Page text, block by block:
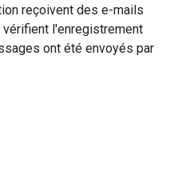
reçoivent des e-mails
l'enregistrement
ont été envoyés par